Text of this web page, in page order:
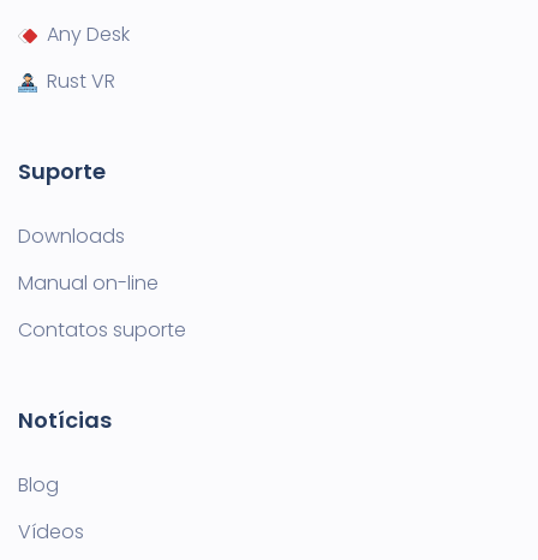
Any Desk
Rust VR
Suporte
Downloads
Manual on-line
Contatos suporte
Notícias
Blog
Vídeos